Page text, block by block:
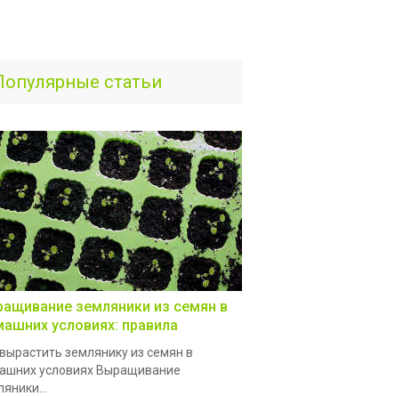
статьи
земляники из семян в
условиях: правила
землянику из семян в
условиях Выращивание